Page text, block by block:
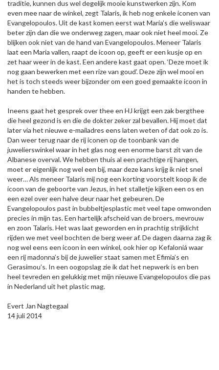
traditie, kunnen dus wel degelijk mooie kunstwerken zijn. Kom
even mee naar de winkel, zegt Talaris, ik heb nog enkele iconen van
Evangelopoulos. Uit de kast komen eerst wat Maria’s die weliswaar
beter zijn dan die we onderweg zagen, maar ook niet heel mooi. Ze
blijken ook niet van de hand van Evangelopoulos. Meneer Talaris
laat een Maria vallen, raapt de icoon op, geeft er een kusje op en
zet haar weer in de kast. Een andere kast gaat open. ‘Deze moet ik
nog gaan bewerken met een rize van goud’. Deze zijn wel mooi en
het is toch steeds weer bijzonder om een goed gemaakte icoon in
handen te hebben.
Ineens gaat het gesprek over thee en HJ krijgt een zak bergthee
die heel gezond is en die de dokter zeker zal bevallen. Hij moet dat
later via het nieuwe e-mailadres eens laten weten of dat ook zo is.
Dan weer terug naar de rij iconen op de toonbank van de
juwelierswinkel waar in het glas nog een enorme barst zit van de
Albanese overval. We hebben thuis al een prachtige rij hangen,
moet er eigenlijk nog wel een bij, maar deze kans krijg ik niet snel
weer… Als meneer Talaris mij nog een korting voorstelt koop ik de
icoon van de geboorte van Jezus, in het stalletje kijken een os en
een ezel over een halve deur naar het gebeuren. De
Evangelopoulos past in bubbeltjesplastic met veel tape omwonden
precies in mijn tas. Een hartelijk afscheid van de broers, mevrouw
en zoon Talaris. Het was laat geworden en in prachtig strijklicht
rijden we met veel bochten de berg weer af. De dagen daarna zag ik
nog wel eens een icoon in een winkel, ook hier op Kefaloniá waar
een rij madonna’s bij de juwelier staat samen met Efimia’s en
Gerasimou’s. In een oogopslag zie ik dat het nepwerk is en ben
heel tevreden en gelukkig met mijn nieuwe Evangelopoulos die pas
in Nederland uit het plastic mag.
Evert Jan Nagtegaal
14 juli 2014